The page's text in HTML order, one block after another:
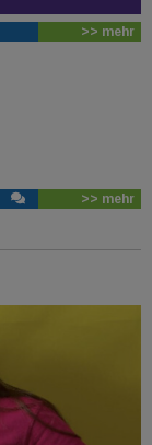
>> mehr
>> mehr